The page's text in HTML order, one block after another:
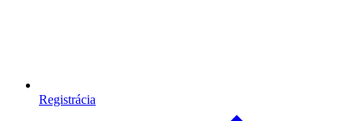
Registrácia